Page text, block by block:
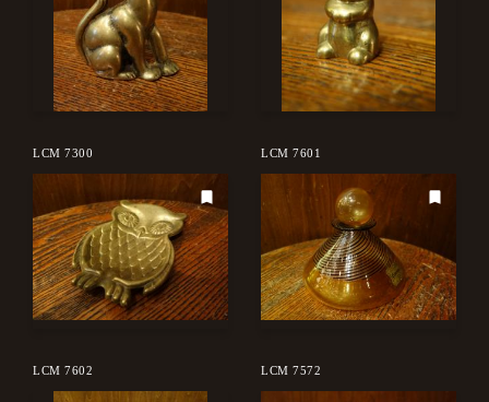
LCM 7300 LCM 7601
LCM 7602 LCM 7572